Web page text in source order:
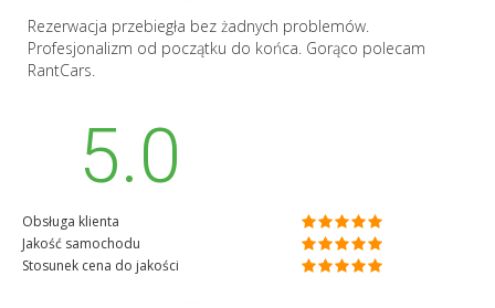
Rezerwacja przebiegła bez żadnych problemów.
Profesjonalizm od początku do końca. Gorąco polecam
RantCars.
5.0
Obsługa klienta
Jakość samochodu
Stosunek cena do jakości